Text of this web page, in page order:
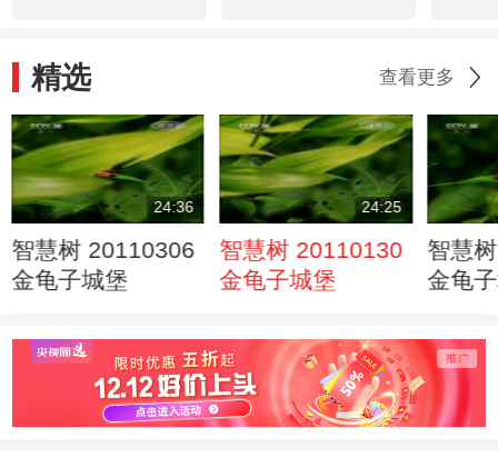
精选 查看更多
24:36
智慧树 20110306
金龟子城堡
24:25
智慧树 20110130
金龟子城堡
智慧
金龟